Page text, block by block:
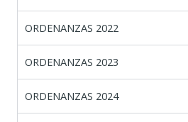
ORDENANZAS 2022
ORDENANZAS 2023
ORDENANZAS 2024